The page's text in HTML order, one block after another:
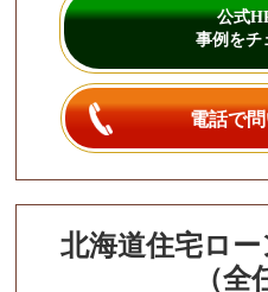
公式
事例をチ
電話で
北海道住宅ロ
（全